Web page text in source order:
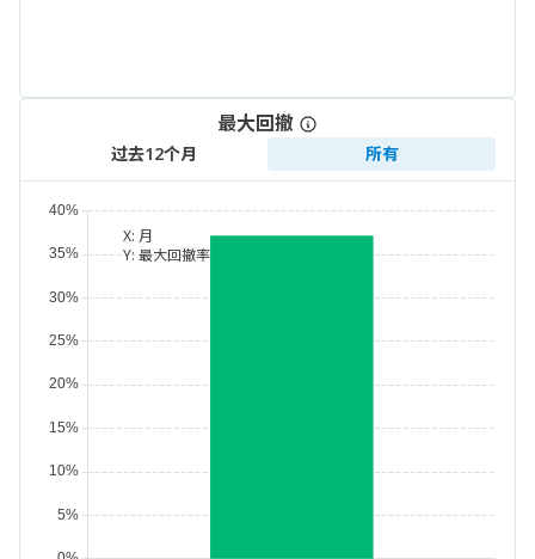
最大回撤
过去12个月 所有
X: 月
Y:最大回撤率